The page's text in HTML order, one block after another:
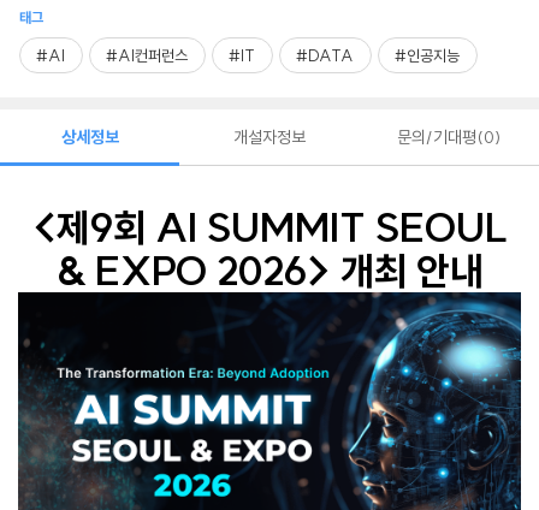
태그
#AI #AI컨퍼런스 #IT #DATA #인공지능
상세정보
<제9회 AI SUMMIT SEOUL
& EXPO 2026> 개최 안내
개설자정보 문의/기대평 0